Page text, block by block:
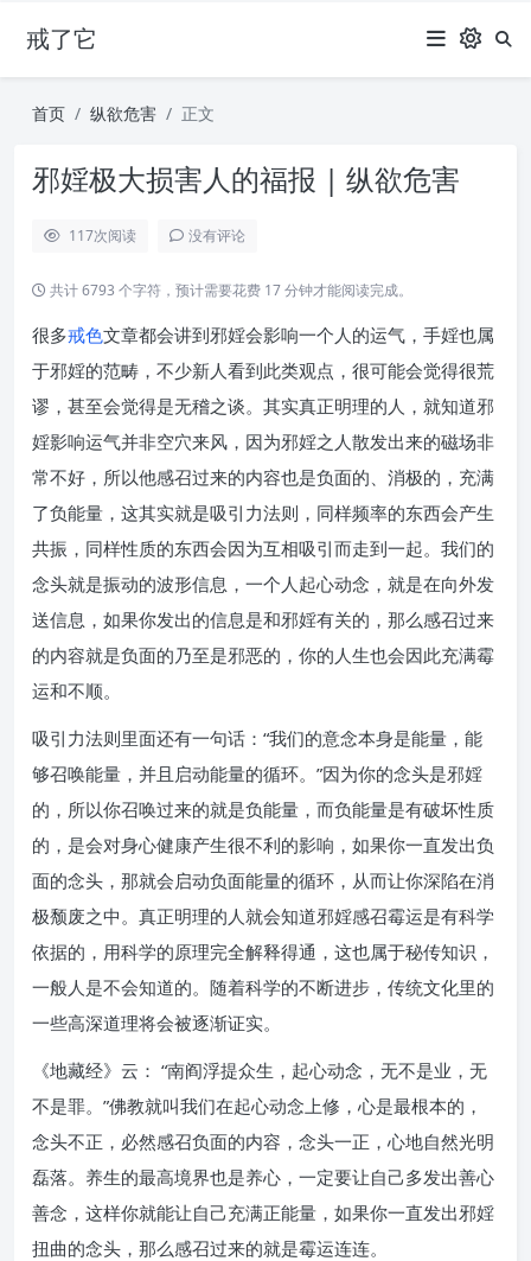
戒了它
首页 纵欲危害 正文
邪婬极大损害人的福报 | 纵欲危害
117次阅读 没有评论
共计 6793 个字符，预计需要花费 17 分钟才能阅读完成。
很多戒色文章都会讲到邪婬会影响一个人的运气，手婬也属
于邪婬的范畴，不少新人看到此类观点，很可能会觉得很荒
谬，甚至会觉得是无稽之谈。其实真正明理的人，就知道邪
婬影响运气并非空穴来风，因为邪婬之人散发出来的磁场非
常不好，所以他感召过来的内容也是负面的、消极的，充满
了负能量，这其实就是吸引力法则，同样频率的东西会产生
共振，同样性质的东西会因为互相吸引而走到一起。我们的
念头就是振动的波形信息，一个人起心动念，就是在向外发
送信息，如果你发出的信息是和邪婬有关的，那么感召过来
的内容就是负面的乃至是邪恶的，你的人生也会因此充满霉
运和不顺。
吸引力法则里面还有一句话：“我们的意念本身是能量，能
够召唤能量，并且启动能量的循环。”因为你的念头是邪婬
的，所以你召唤过来的就是负能量，而负能量是有破坏性质
的，是会对身心健康产生很不利的影响，如果你一直发出负
面的念头，那就会启动负面能量的循环，从而让你深陷在消
极颓废之中。真正明理的人就会知道邪婬感召霉运是有科学
依据的，用科学的原理完全解释得通，这也属于秘传知识，
一般人是不会知道的。随着科学的不断进步，传统文化里的
一些高深道理将会被逐渐证实。
《地藏经》云： “南阎浮提众生，起心动念，无不是业，无
不是罪。”佛教就叫我们在起心动念上修，心是最根本的，
念头不正，必然感召负面的内容，念头一正，心地自然光明
磊落。养生的最高境界也是养心，一定要让自己多发出善心
善念，这样你就能让自己充满正能量，如果你一直发出邪婬
扭曲的念头，那么感召过来的就是霉运连连。